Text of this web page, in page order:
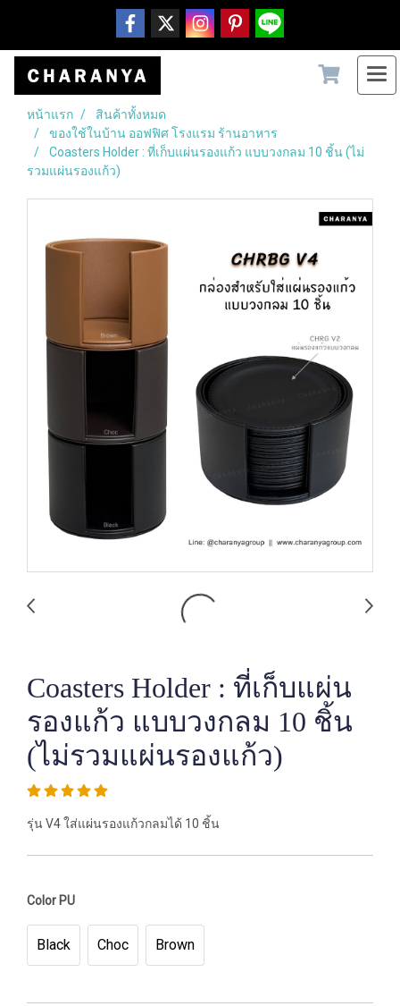
หน้าแรก
สินค้าทั้งหมด
ของใช้ในบ้าน ออฟฟิศ โรงแรม ร้านอาหาร
Coasters Holder : ที่เก็บแผ่นรองแก้ว แบบวงกลม 10 ชิ้น (ไม่
รวมแผ่นรองแก้ว)
Coasters Holder : ที่เก็บแผ่น
รองแก้ว แบบวงกลม 10 ชิ้น
(ไม่รวมแผ่นรองแก้ว)
รุ่น V4 ใส่แผ่นรองแก้วกลมได้ 10 ชิ้น
Color PU
Black Choc Brown